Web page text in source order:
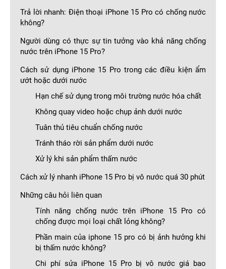
Trả lời nhanh: Điện thoại iPhone 15 Pro có chống nước
không?
Người dùng có thực sự tin tưởng vào khả năng chống
nước trên iPhone 15 Pro?
Cách sử dụng iPhone 15 Pro trong các điều kiện ẩm
ướt hoặc dưới nước
Hạn chế sử dụng trong môi trường nước hóa chất
Không quay video hoặc chụp ảnh dưới nước
Tuân thủ tiêu chuẩn chống nước
Tránh tháo rời sản phẩm dưới nước
Xử lý khi sản phẩm thấm nước
Cách xử lý nhanh iPhone 15 Pro bị vô nước quá 30 phút
Những câu hỏi liên quan
Tính năng chống nước trên iPhone 15 Pro có
chống được mọi loại chất lỏng không?
Phần main của iphone 15 pro có bị ảnh hưởng khi
bị thấm nước không?
Chi phí sửa iPhone 15 Pro bị vô nước giá bao